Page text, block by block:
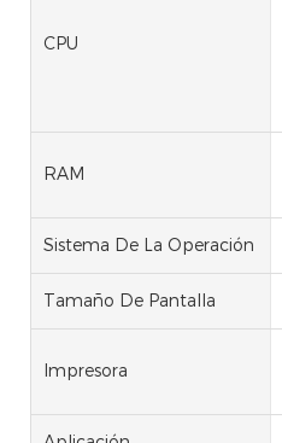
CPU
RAM
Sistema De La Operación
Tamaño De Pantalla
Impresora